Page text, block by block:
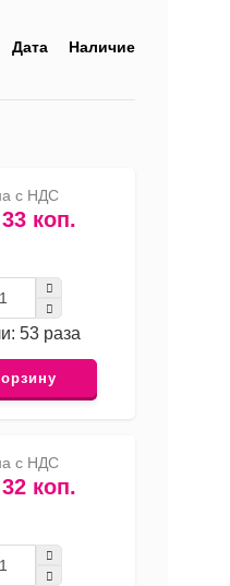
Дата Наличие
с НДС
коп.
53 раза
с НДС
коп.